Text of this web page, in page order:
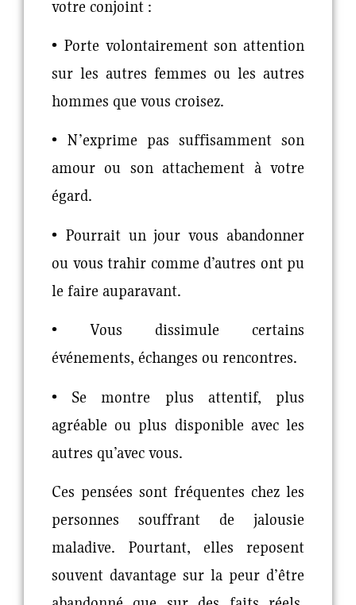
votre conjoint :
• Porte volontairement son attention
sur les autres femmes ou les autres
hommes que vous croisez.
• N’exprime pas suffisamment son
amour ou son attachement à votre
égard.
• Pourrait un jour vous abandonner
ou vous trahir comme d’autres ont pu
le faire auparavant.
• Vous dissimule certains
événements, échanges ou rencontres.
• Se montre plus attentif, plus
agréable ou plus disponible avec les
autres qu’avec vous.
Ces pensées sont fréquentes chez les
personnes souffrant de jalousie
maladive. Pourtant, elles reposent
souvent davantage sur la peur d’être